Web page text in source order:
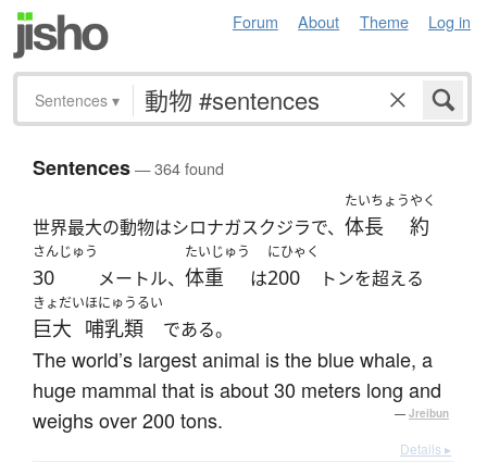
Forum About Theme Log in
Sentences ▾
Sentences— 364 found
世界最大の動物はシロナガスクジラで、
たいちょう
体長
やく
約
さんじゅう
30 メートル、
たいじゅう
体重 は
にひゃく
200 トンを超える
きょだい
巨大
ほにゅうるい
哺乳類 である。
The world’s largest animal is the blue whale, a
huge mammal that is about 30 meters long and
weighs over 200 tons.
— Jreibun
Details ▸